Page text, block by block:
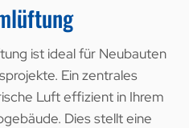
ist ideal für Neubauten
Ein zentrales
Luft effizient in Ihrem
Dies stellt eine